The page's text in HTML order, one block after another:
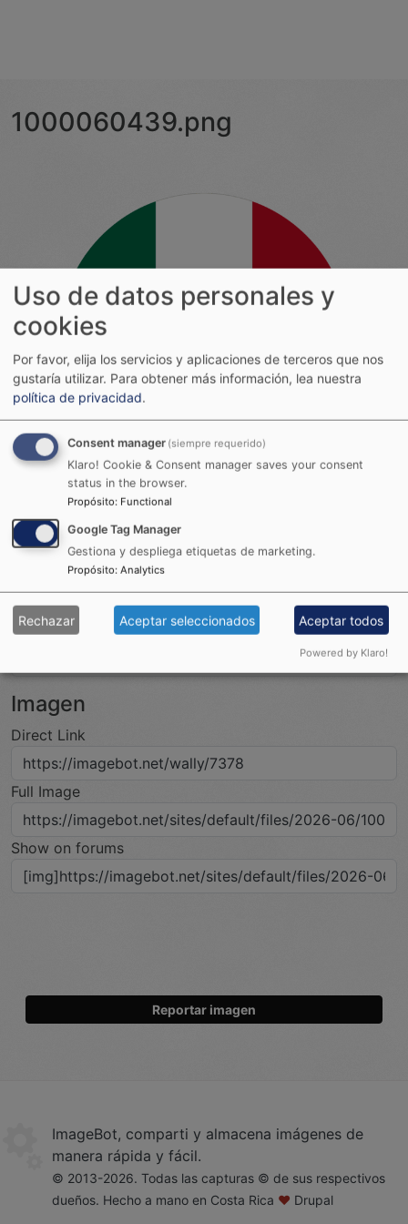
1000060439.png
Embed codes
Show on forums
Imagen
Direct Link
Full Image
Show on forums
Reportar imagen
ImageBot, comparti y almacena imágenes de
manera rápida y fácil.
© 2013-2026. Todas las capturas © de sus respectivos
dueños. Hecho a mano en Costa Rica ♥ Drupal
Uso de datos personales y
cookies
Por favor, elija los servicios y aplicaciones de terceros que nos
gustaría utilizar. Para obtener más información, lea nuestra
política de privacidad.
Consent manager (siempre requerido)
Klaro! Cookie & Consent manager saves your consent
status in the browser.
Propósito: Functional
Google Tag Manager
Gestiona y despliega etiquetas de marketing.
Propósito: Analytics
Rechazar Aceptar seleccionados Aceptar todos
Powered by Klaro!